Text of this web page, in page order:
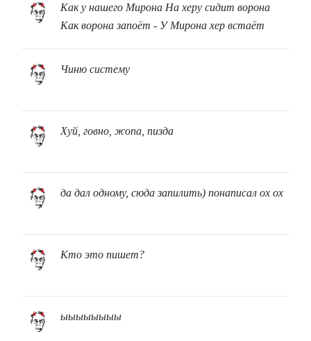
Как у нашего Мирона На херу сидит ворона
Как ворона запоёт - У Мирона хер встаёт
Чиню систему
Хуй, говно, жопа, пизда
да дал одному, сюда запилить) понаписал ох ох
Кто это пишет?
ыыыыыыыы